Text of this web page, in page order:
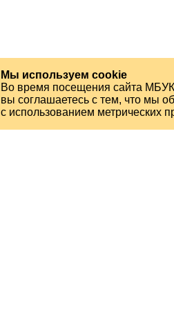
Мы используем cookie
Во время посещения сайта
вы соглашаетесь с тем, что мы
с использованием метрических